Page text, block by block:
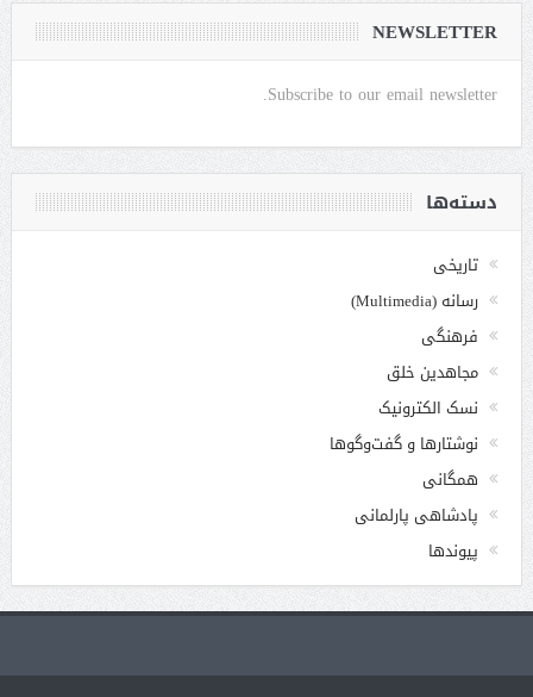
NEWSLETTER
Subscribe to our email newsletter.
دسته‌ها
تاریخی
رسانه (Multimedia)
فرهنگی
مجاهدین خلق
نسک الکترونیک
نوشتارها و گفت‌وگوها
همگانی
پادشاهی پارلمانی
پیوندها